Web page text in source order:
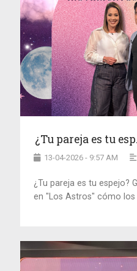
¿Tu pareja es tu
13-04-2026 - 9:57 AM
¿Tu pareja es tu espejo?
en "Los Astros" cómo los